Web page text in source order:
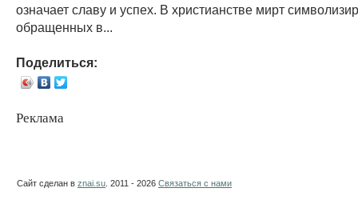
означает славу и успех. В христианстве мирт
обращенных в...
Поделиться:
Реклама
Сайт сделан в znai.su . 2011 - 2026 Связаться с нами